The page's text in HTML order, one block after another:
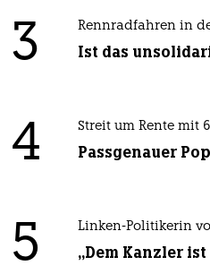
3 Rennradfahren in
Ist das
4 Streit um Rente mit
Passgenauer
5 Linken-Politikerin
„Dem Kanzler